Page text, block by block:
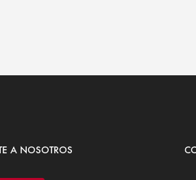
A NOSOTROS